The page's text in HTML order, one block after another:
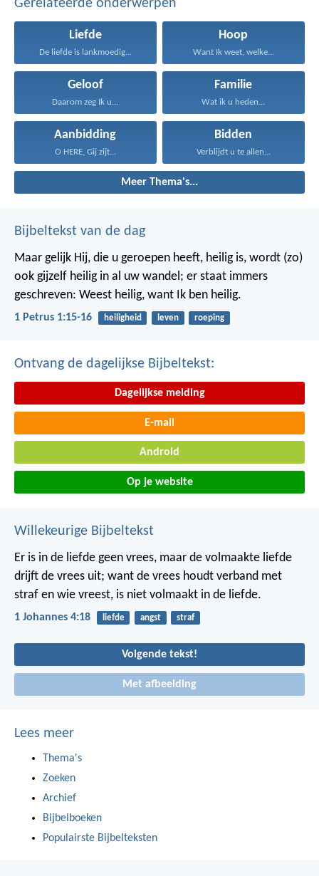
Gerelateerde onderwerpen
Liefde
De liefde is lankmoedig...
Hoop
Want Ik weet, welke...
Geloof
Daarom zeg Ik u...
Familie
Wat ik u heden...
Aanbidding
O HERE, Gij zijt...
Bidden
Verblijdt u te allen...
Meer Thema's...
Bijbeltekst van de dag
Maar gelijk Hij, die u geroepen heeft, heilig is, wordt (zo)
ook gijzelf heilig in al uw wandel; er staat immers
geschreven: Weest heilig, want Ik ben heilig.
1 Petrus 1:15-16 heiligheid leven roeping
Ontvang de dagelijkse Bijbeltekst:
Dagelijkse melding
E-mail
Android
Op je website
Willekeurige Bijbeltekst
Er is in de liefde geen vrees, maar de volmaakte liefde
drijft de vrees uit; want de vrees houdt verband met
straf en wie vreest, is niet volmaakt in de liefde.
1 Johannes 4:18 liefde angst straf
Volgende tekst!
Met afbeelding
Lees meer
Thema's
Zoeken
Archief
Bijbelboeken
Populairste Bijbelteksten